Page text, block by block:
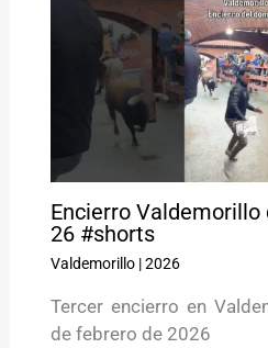
Encierro Valdemorillo
26 #shorts
Valdemorillo|2026
Tercer encierro en
de febrero de 2026